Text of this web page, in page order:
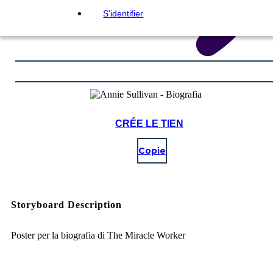
S'identifier
CRÉE LE TIEN
Copie
Storyboard Description
Poster per la biografia di The Miracle Worker